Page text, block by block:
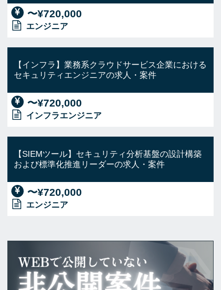
〜¥720,000
エンジニア
【インフラ】業務系クラウドサービス企業における
セキュリティエンジニアの求人・案件
〜¥720,000
インフラエンジニア
【SIEMツール】セキュリティ分析基盤の設計構築
および標準化推進リーダーの求人・案件
〜¥720,000
エンジニア